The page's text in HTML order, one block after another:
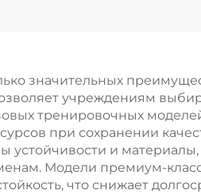
значительных
учреждениям
тренировочных
при сохранении
устойчивости и
Модели премиум-
что снижает